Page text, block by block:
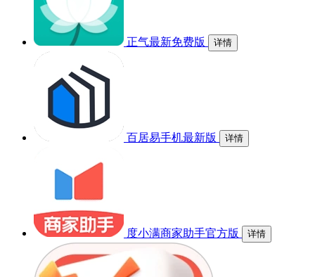
正气最新免费版 详情
百居易手机最新版 详情
度小满商家助手官方版 详情